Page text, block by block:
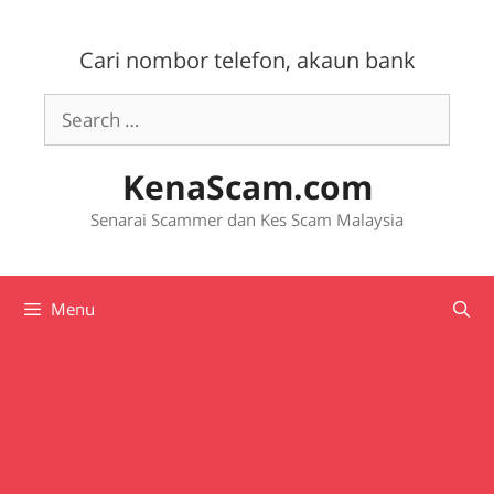
Cari nombor telefon, akaun bank
Search
for:
KenaScam.com
Senarai Scammer dan Kes Scam Malaysia
Menu